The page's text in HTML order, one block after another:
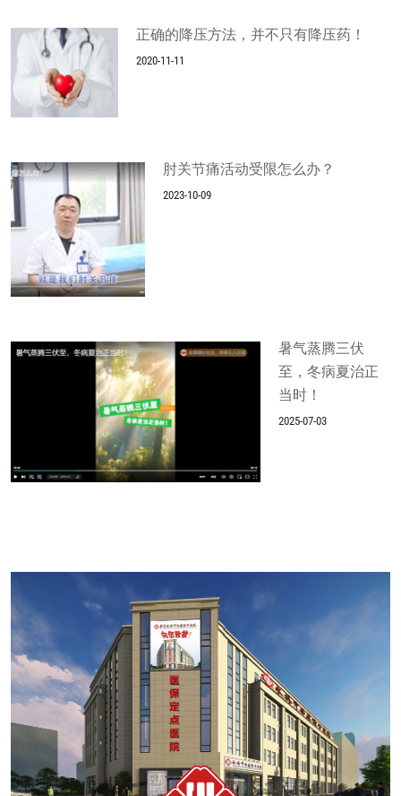
正确的降压方法，并不只有降压药！
2020-11-11
肘关节痛活动受限怎么办？
2023-10-09
暑气蒸腾三伏
至，冬病夏治正
当时！
2025-07-03